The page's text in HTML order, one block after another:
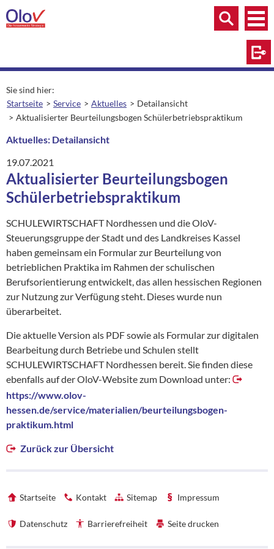
Zum Inhalt springen
Menü
Menü
Suche
Sie sind hier:
Startseite
Service Aktuelles aktuelle Seite:
Detailansicht
Aktualisierter Beurteilungsbogen Schülerbetriebspraktikum
Aktuelles: Detailansicht
19.07.2021
Aktualisierter Beurteilungsbogen
Schülerbetriebspraktikum
SCHULEWIRTSCHAFT Nordhessen und die OloV-
Steuerungsgruppe der Stadt und des Landkreises Kassel
haben gemeinsam ein Formular zur Beurteilung von
betrieblichen Praktika im Rahmen der schulischen
Berufsorientierung entwickelt, das allen hessischen Regionen
zur Nutzung zur Verfügung steht. Dieses wurde nun
überarbeitet.
Die aktuelle Version als PDF sowie als Formular zur digitalen
Bearbeitung durch Betriebe und Schulen stellt
SCHULEWIRTSCHAFT Nordhessen bereit. Sie finden diese
ebenfalls auf der OloV-Website zum Download unter:
https://www.olov-
hessen.de/service/materialien/beurteilungsbogen-
praktikum.html
Zurück zur Übersicht
Startseite Kontakt Sitemap Impressum
Datenschutz Barrierefreiheit Seite drucken